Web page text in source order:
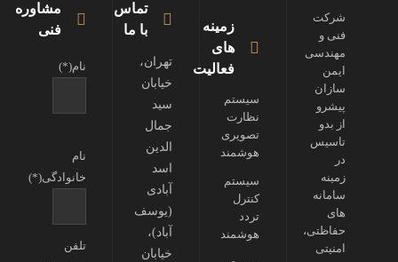
مشاوره
فنی
نام(*)
نام
خانوادگی(*)
تلفن
تماس
با ما
تهران،
خیابان
سید
جمال
الدین
اسد
آبادی
(یوسف
آباد)،
خیابان
زمینه
های
فعالیت
سیستم
نظارت
تصویری
هوشمند
سیستم
کنترل
تردد
هوشمند
شرکت
فنی و
مهندسی
ایمن
سازان
پیشرو
از بدو
تاسیس
در
زمینه
سامانه
های
حفاظتی،
امنیتی